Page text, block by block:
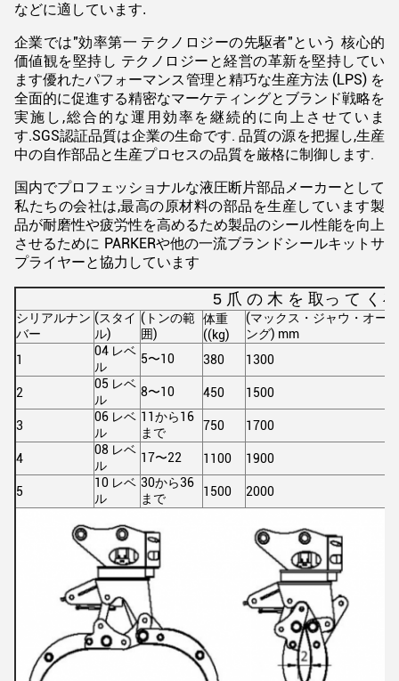
などに適しています.
企業では"効率第一 テクノロジーの先駆者"という 核心的
価値観を堅持し テクノロジーと経営の革新を堅持してい
ます優れたパフォーマンス管理と精巧な生産方法 (LPS) を
全面的に促進する精密なマーケティングとブランド戦略を
実施し,総合的な運用効率を継続的に向上させていま
す.SGS認証品質は企業の生命です. 品質の源を把握し,生産
中の自作部品と生産プロセスの品質を厳格に制御します.
国内でプロフェッショナルな液圧断片部品メーカーとして
私たちの会社は,最高の原材料の部品を生産しています製
品が耐磨性や疲労性を高めるため製品のシール性能を向上
させるために PARKERや他の一流ブランドシールキットサ
プライヤーと協力しています
5 爪 の 木 を 取っ て くる
シリアルナン
バー
(スタイ
ル)
(トンの範
囲)
体重
((kg)
(マックス・ジャウ・オー
ング) mm
1
04 レベ
ル
5〜10 380 1300
2
05 レベ
ル
8〜10 450 1500
3
06 レベ
ル
11から16
まで
750 1700
4
08 レベ
ル
17〜22 1100 1900
5
10 レベ
ル
30から36
まで
1500 2000